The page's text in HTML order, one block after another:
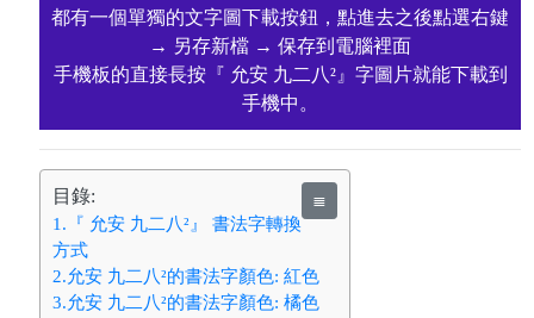
都有一個單獨的文字圖下載按鈕，點進去之後點選右鍵
→ 另存新檔 → 保存到電腦裡面
手機板的直接長按『 允安 九二八²』字圖片就能下載到
手機中。
目錄: ≣
1.『 允安 九二八²』 書法字轉換
方式
2.允安 九二八²的書法字顏色: 紅色
3.允安 九二八²的書法字顏色: 橘色